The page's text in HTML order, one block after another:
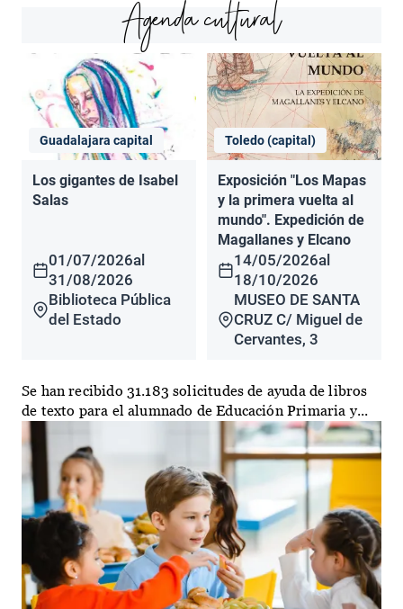
Agenda cultural
Guadalajara capital
Los gigantes de Isabel
Salas
01/07/2026al
31/08/2026
Biblioteca Pública
del Estado
Toledo (capital)
Exposición "Los Mapas
y la primera vuelta al
mundo". Expedición de
Magallanes y Elcano
14/05/2026al
18/10/2026
MUSEO DE SANTA
CRUZ C/ Miguel de
Cervantes, 3
Se han recibido 31.183 solicitudes de ayuda de libros
de texto para el alumnado de Educación Primaria y...